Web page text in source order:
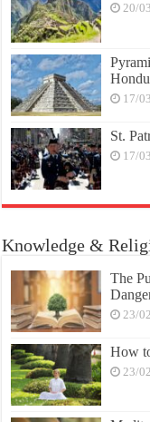
20/
17/
St.
17/
Knowledge &
The
23/
How
23/